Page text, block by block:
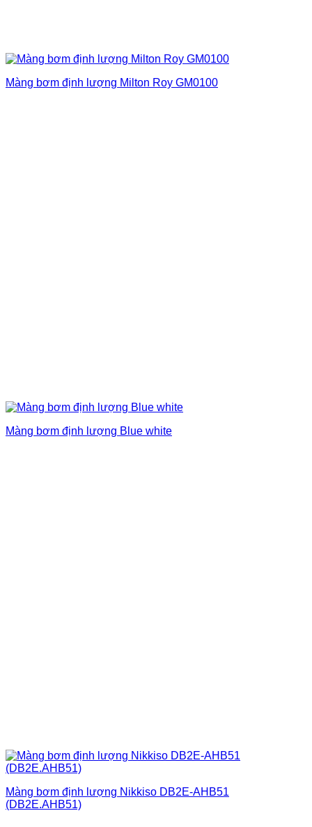
Màng bơm định lượng Milton Roy GM0100
Màng bơm định lượng Blue white
Màng bơm định lượng Nikkiso DB2E-AHB51
(DB2E.AHB51)